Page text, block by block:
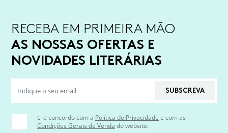
RECEBA EM PRIMEIRA MÃO
AS NOSSAS OFERTAS E
NOVIDADES LITERÁRIAS
SUBSCREVA
Li e concordo com a Política de Privacidade e com as
Condições Gerais de Venda do website.